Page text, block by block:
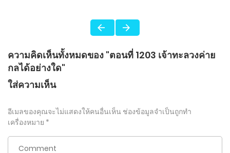
ความคิดเห็นทั้งหมดของ "ตอนที่ 1203 เจ้าทะลวงค่าย
กลได้อย่างใด"
ใส่ความเห็น
อีเมลของคุณจะไม่แสดงให้คนอื่นเห็น ช่องข้อมูลจำเป็นถูกทำ
เครื่องหมาย *